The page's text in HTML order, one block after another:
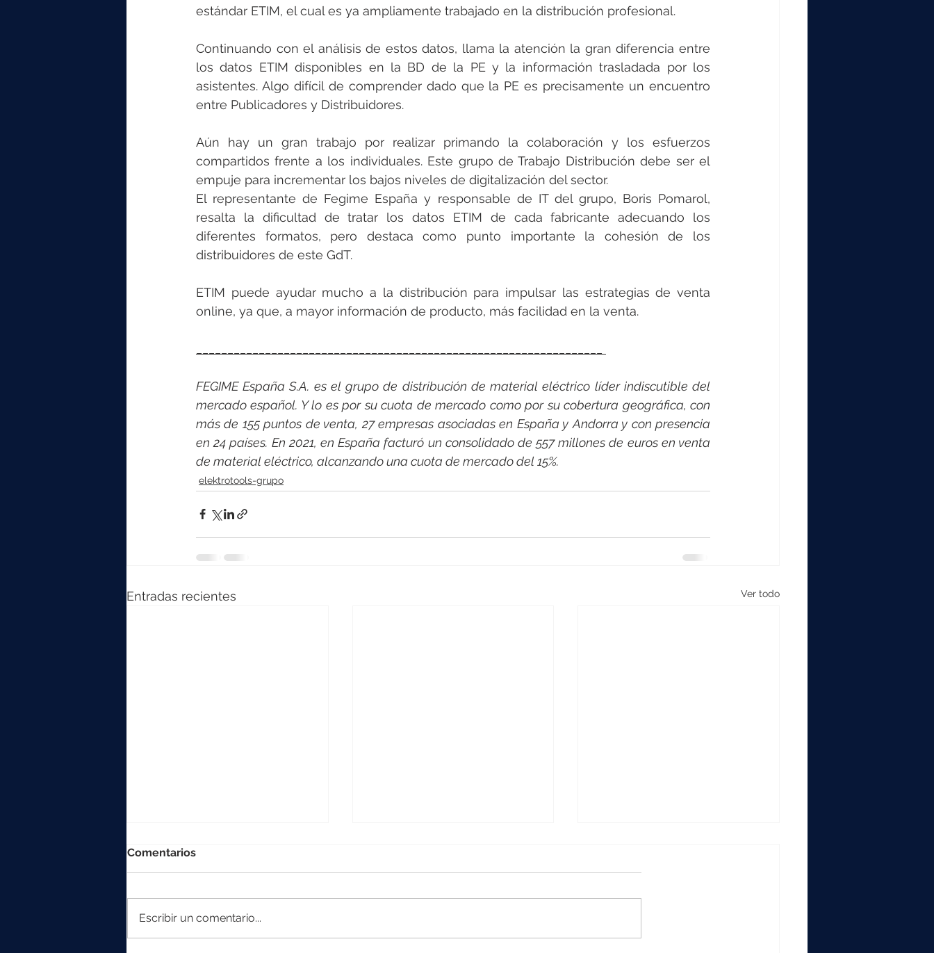
estándar ETIM, el cual es ya ampliamente trabajado en la distribución profesional.
Continuando con el análisis de estos datos, llama la atención la gran diferencia entre
los datos ETIM disponibles en la BD de la PE y la información trasladada por los
asistentes. Algo difícil de comprender dado que la PE es precisamente un encuentro
entre Publicadores y Distribuidores.
Aún hay un gran trabajo por realizar primando la colaboración y los esfuerzos
compartidos frente a los individuales. Este grupo de Trabajo Distribución debe ser el
empuje para incrementar los bajos niveles de digitalización del sector.
El representante de Fegime España y responsable de IT del grupo, Boris Pomarol,
resalta la dificultad de tratar los datos ETIM de cada fabricante adecuando los
diferentes formatos, pero destaca como punto importante la cohesión de los
distribuidores de este GdT.
ETIM puede ayudar mucho a la distribución para impulsar las estrategias de venta
online, ya que, a mayor información de producto, más facilidad en la venta.
FEGIME España S.A. es el grupo de distribución de material eléctrico líder indiscutible del
mercado español. Y lo es por su cuota de mercado como por su cobertura geográfica, con
más de 155 puntos de venta, 27 empresas asociadas en España y Andorra y con presencia
en 24 países. En 2021, en España facturó un consolidado de 557 millones de euros en venta
de material eléctrico, alcanzando una cuota de mercado del 15%.
elektrotools-grupo
Entradas recientes Ver todo
Comentarios
Escribir un comentario...